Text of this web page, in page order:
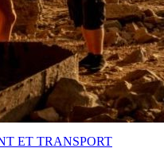
ET TRANSPORT